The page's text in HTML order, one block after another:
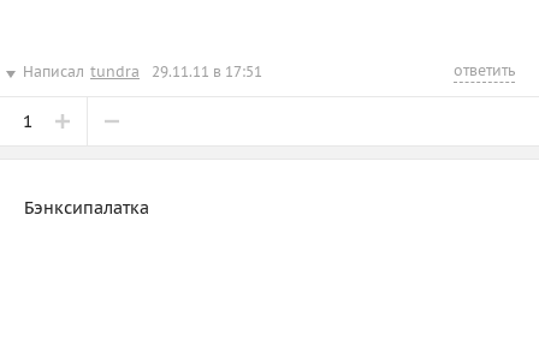
Написал tundra 29.11.11 в 17:51 ответить
1
Бэнксипалатка